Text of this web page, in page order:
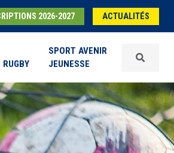
2026-2027 ACTUALITÉS
SPORT AVENIR
JEUNESSE